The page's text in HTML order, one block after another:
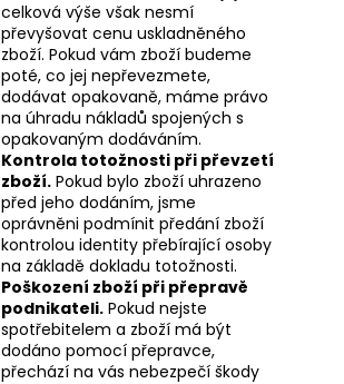
celková výše však nesmí
převyšovat cenu uskladněného
zboží. Pokud vám zboží budeme
poté, co jej nepřevezmete,
dodávat opakovaně, máme právo
na úhradu nákladů spojených s
opakovaným dodáváním.
Kontrola totožnosti při převzetí
zboží. Pokud bylo zboží uhrazeno
před jeho dodáním, jsme
oprávněni podmínit předání zboží
kontrolou identity přebírající osoby
na základě dokladu totožnosti.
Poškození zboží při přepravě
podnikateli. Pokud nejste
spotřebitelem a zboží má být
dodáno pomocí přepravce,
přechází na vás nebezpečí škody